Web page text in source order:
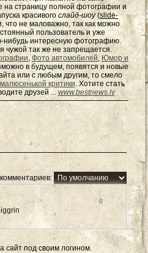
на страницу полной фотографии и
красивого слайд-шоу(slide-
что не маловажно, так как можно
пользователь и уже
нибудь интересную фотографию.
чужой так же не запрещается.
, Фото автомобилей, Юмор и
в будущем, появятся и новые
или с любым другим, то смело
критики. Хотите стать
друзей ... www.bestnews.lv
0
сайт под своим логином.